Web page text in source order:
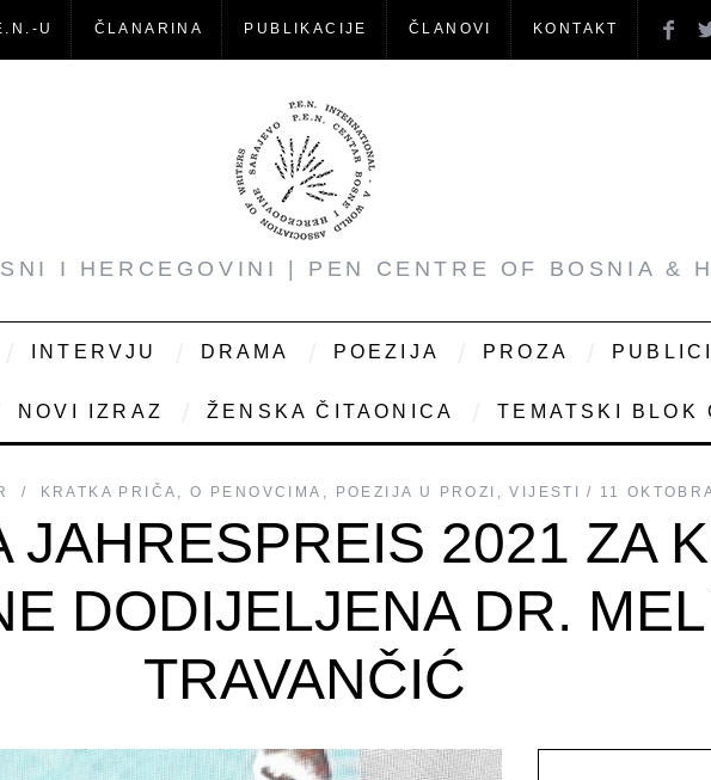
U ČLANARINA PUBLIKACIJE ČLANOVI KONTAKT
I HERCEGOVINI | PEN CENTRE OF BOSNIA &
INTERVJU DRAMA POEZIJA PROZA
NOVI IZRAZ ŽENSKA ČITAONICA TEMATSKI BLOK
KRATKA PRIČA ,O PENOVCIMA , POEZIJA U PROZI ,VIJESTI 11
JAHRESPREIS 2021 ZA
DODIJELJENA DR.
TRAVANČIĆ